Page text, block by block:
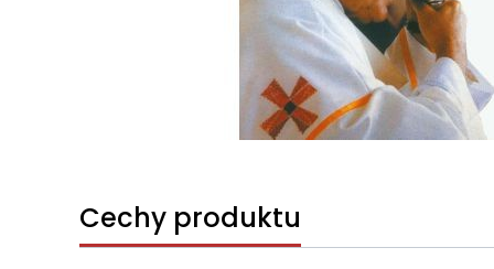
Cechy produktu